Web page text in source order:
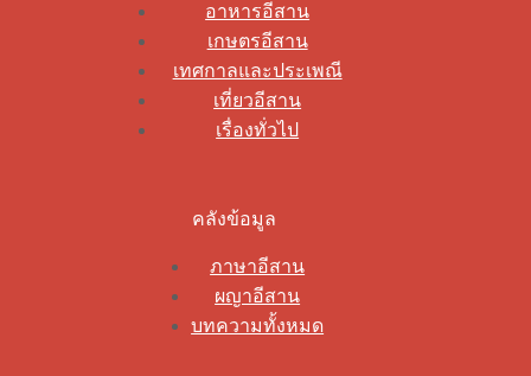
อาหารอีสาน
เกษตรอีสาน
เทศกาลและประเพณี
เที่ยวอีสาน
เรื่องทั่วไป
คลังข้อมูล
ภาษาอีสาน
ผญาอีสาน
บทความทั้งหมด